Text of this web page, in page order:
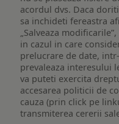
acordul dvs. Daca
sa inchideti fereastra
„Salveaza
in cazul in care
prelucrare de date,
prevaleaza interesului
va puteti exercita
accesarea politicii de
cauza (prin click pe
transmiterea cererii